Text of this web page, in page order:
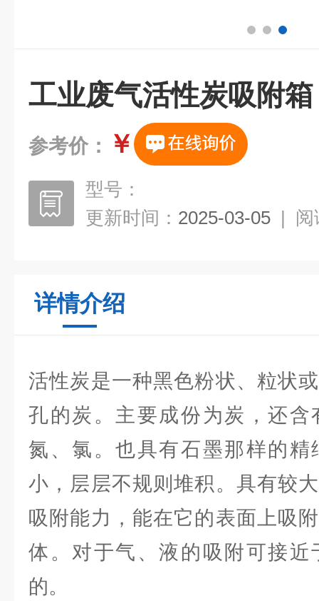
工业废气活性炭吸附箱
参考价： ￥
型号：
更新时间： 2025-03-05 | 阅
详情介绍
活性炭是一种黑色粉状、粒状
孔的炭。主要成份为炭，还含
氮、氯。也具有石墨那样的精
小，层层不规则堆积。具有较
吸附能力，能在它的表面上吸
体。对于气、液的吸附可接近
的。